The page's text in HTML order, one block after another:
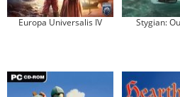
Europa Universalis IV Stygian: